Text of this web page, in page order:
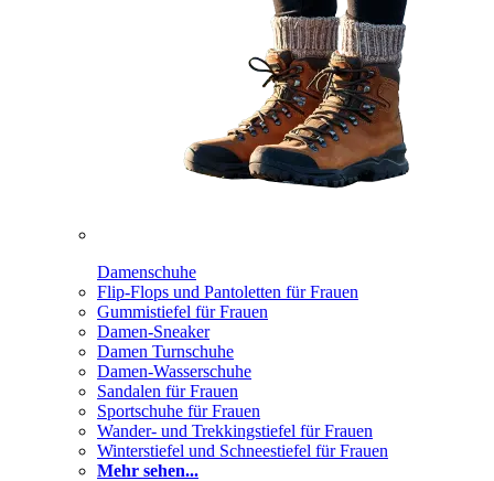
Damenschuhe
Flip-Flops und Pantoletten für Frauen
Gummistiefel für Frauen
Damen-Sneaker
Damen Turnschuhe
Damen-Wasserschuhe
Sandalen für Frauen
Sportschuhe für Frauen
Wander- und Trekkingstiefel für Frauen
Winterstiefel und Schneestiefel für Frauen
Mehr sehen...